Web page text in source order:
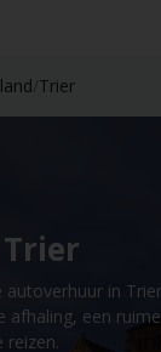
Trier
Trier
in
afhaling, een
reizen.